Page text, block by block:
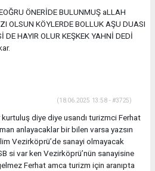
ÖNERİDE BULUNMUŞ aLLAH
OLSUN KÖYLERDE BOLLUK AŞU DUASI
DE HAYIR OLUR KEŞKEK YAHNİ DEDİ
(18.06.2025 13:58 - #3725)
diye diye usandı turizmci Ferhat
anlayacaklar bir bilen varsa yazsın
Vezirköprü’de sanayi olmayacak
si var ken Vezirköprü’nün sanayisine
Ferhat amca turizm için aranıpta